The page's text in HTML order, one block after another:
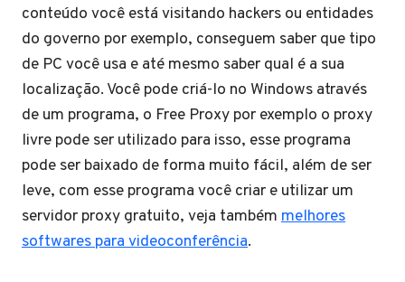
conteúdo você está visitando hackers ou entidades
do governo por exemplo, conseguem saber que tipo
de PC você usa e até mesmo saber qual é a sua
localização. Você pode criá-lo no Windows através
de um programa, o Free Proxy por exemplo o proxy
livre pode ser utilizado para isso, esse programa
pode ser baixado de forma muito fácil, além de ser
leve, com esse programa você criar e utilizar um
servidor proxy gratuito, veja também melhores
softwares para videoconferência.